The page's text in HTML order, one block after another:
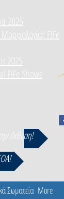
2025
Μορφολογίας FIFe
2025
FIFe Shows
έκθεση!
Σωματεία More